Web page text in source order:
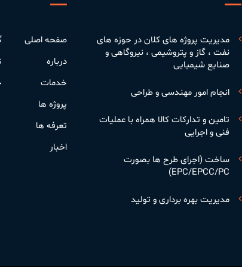
مدیریت پروژه های کلان در حوزه های
نفت ، گاز و پتروشیمی ، نیروگاهی و
صنایع شیمیایی
انجام امور مهندسی و طراحی
تامین و تدارکات کالا همراه با عملیات
فنی و اجرایی
ساخت (اجرای طرح ها بصورت
EPC/EPCC/PC)
مدیریت بهره برداری و تولید
صفحه اصلی
درباره
خدمات
پروژه ها
تعرفه ها
اخبار